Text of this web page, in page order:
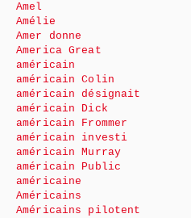
Amel
Amélie
Amer donne
America Great
américain
américain Colin
américain désignait
américain Dick
américain Frommer
américain investi
américain Murray
américain Public
américaine
Américains
Américains pilotent